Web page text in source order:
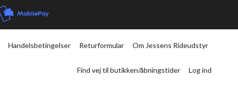
Handelsbetingelser Returformular Om Jessens Rideudstyr
Find vej til butikken/åbningstider Log ind